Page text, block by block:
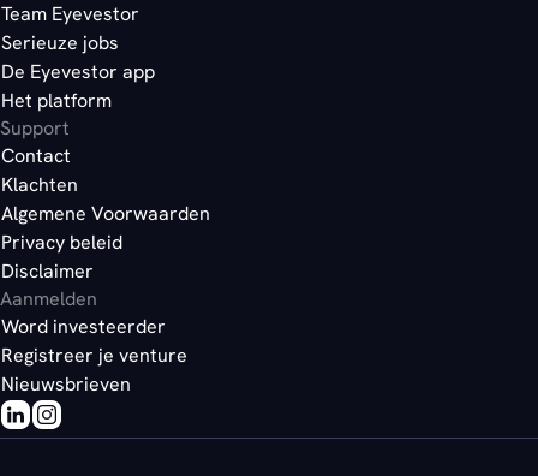
Team Eyevestor
Serieuze jobs
De Eyevestor app
Het platform
Support
Contact
Klachten
Algemene Voorwaarden
Privacy beleid
Disclaimer
Aanmelden
Word investeerder
Registreer je venture
Nieuwsbrieven